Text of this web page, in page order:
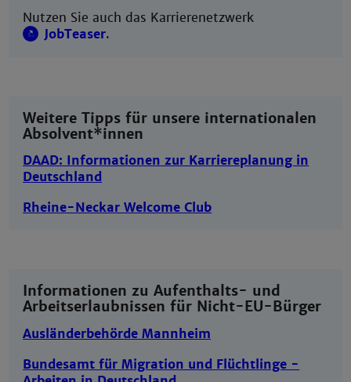
Nutzen Sie auch das Karrierenetzwerk
JobTeaser.
Weitere Tipps für unsere internationalen
Absolvent*innen
DAAD: Informationen zur Karriereplanung in
Deutschland
Rheine-Neckar Welcome Club
Informationen zu Aufenthalts- und
Arbeitserlaubnissen für Nicht-EU-Bürger
Ausländerbehörde Mannheim
Bundesamt für Migration und Flüchtlinge -